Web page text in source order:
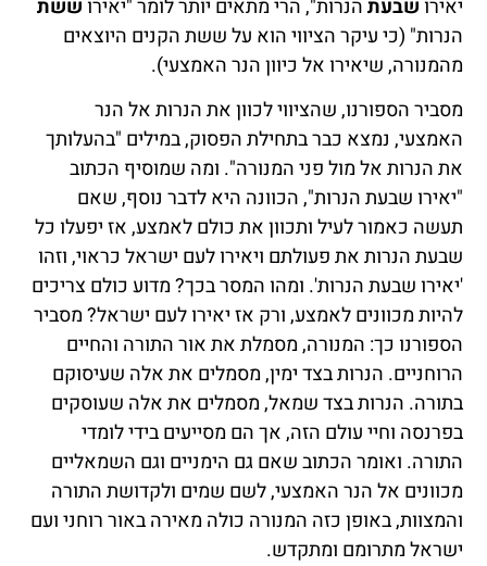
יאירושבעתהנרות", הרי מתאים יותר לומר "יאירוששת
הנרות" (כי עיקר הציווי הוא על ששת הקנים היוצאים
מהמנורה, שיאירו אל כיוון הנר האמצעי).
מסביר הספורנו, שהציווי לכוון את הנרות אל הנר
האמצעי, נמצא כבר בתחילת הפסוק, במילים "בהעלותך
את הנרות אל מול פני המנורה". ומה שמוסיף הכתוב
"יאירו שבעת הנרות", הכוונה היא לדבר נוסף, שאם
תעשה כאמור לעיל ותכוון את כולם לאמצע, אז יפעלו כל
שבעת הנרות את פעולתם ויאירו לעם ישראל כראוי, וזהו
'יאירו שבעת הנרות'. ומהו המסר בכך? מדוע כולם צריכים
להיות מכוונים לאמצע, ורק אז יאירו לעם ישראל? מסביר
הספורנו כך: המנורה, מסמלת את אור התורה והחיים
הרוחניים. הנרות בצד ימין, מסמלים את אלה שעיסוקם
בתורה. הנרות בצד שמאל, מסמלים את אלה שעוסקים
בפרנסה וחיי עולם הזה, אך הם מסייעים בידי לומדי
התורה. ואומר הכתוב שאם גם הימניים וגם השמאליים
מכוונים אל הנר האמצעי, לשם שמים ולקדושת התורה
והמצוות, באופן כזה המנורה כולה מאירה באור רוחני ועם
ישראל מתרומם ומתקדש.